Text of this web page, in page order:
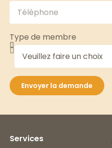
Type de membre
Envoyer la demande
Services